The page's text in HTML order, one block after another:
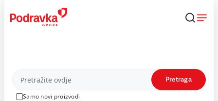
content
Proizvodi
Samo novi proizvodi
Pretraga